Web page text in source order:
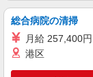
総合病院の清掃
月給 257,400円
港区